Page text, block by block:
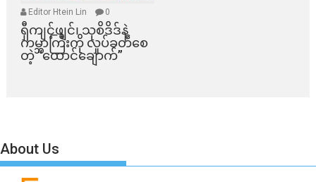
Editor Htein Lin 0
ရှီကျင့်ဖျင်၊ သုစိဒိဒ်နဲ့
ကမ္ဘာကြီးကို လှုပ်ခတ်စေ
တဲ့ “ထောင်ချောက်”
About Us